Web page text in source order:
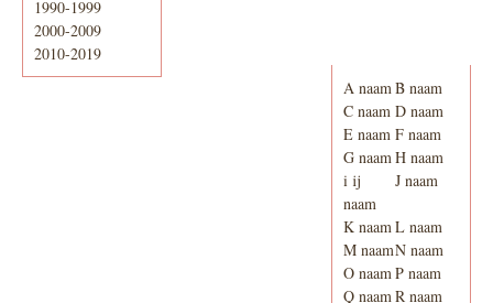
1990-1999
2000-2009
2010-2019
A naamB naam
C naam D naam
E naam F naam
G naamH naam
i ij
naam
J naam
K naamL naam
M naamN naam
O naamP naam
Q naamR naam